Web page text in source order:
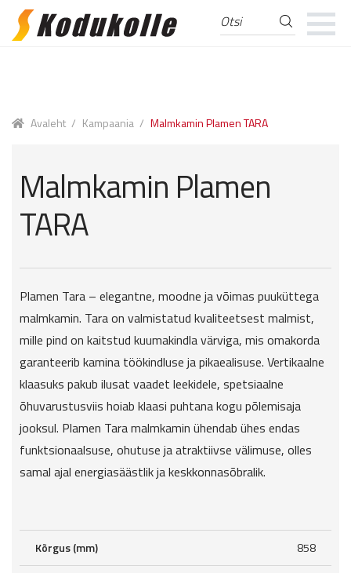
Skip
Skip
Otsi:
Avaleht / Kampaania / Malmkamin Plamen TARA
Malmkamin Plamen
TARA
Plamen Tara – elegantne, moodne ja võimas puuküttega
malmkamin. Tara on valmistatud kvaliteetsest malmist,
mille pind on kaitstud kuumakindla värviga, mis omakorda
garanteerib kamina töökindluse ja pikaealisuse. Vertikaalne
klaasuks pakub ilusat vaadet leekidele, spetsiaalne
õhuvarustusviis hoiab klaasi puhtana kogu põlemisaja
jooksul. Plamen Tara malmkamin ühendab ühes endas
funktsionaalsuse, ohutuse ja atraktiivse välimuse, olles
samal ajal energiasäästlik ja keskkonnasõbralik.
Kõrgus (mm) 858